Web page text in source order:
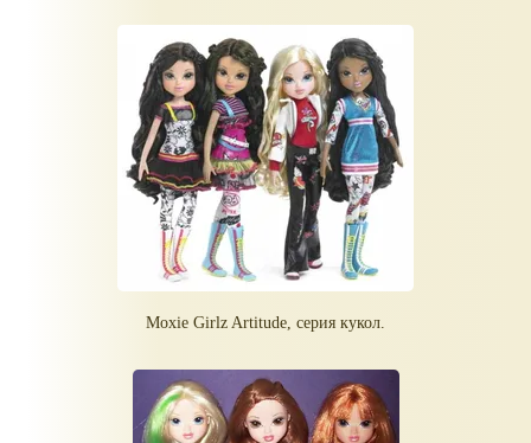
Moxie Girlz Artitude, серия кукол.